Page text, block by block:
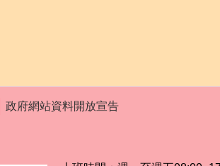
政府網站資料開放宣告